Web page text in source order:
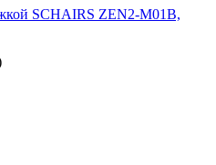
SCHAIRS ZEN2-М01B,